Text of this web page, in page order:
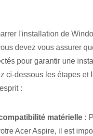
l'installation de
devez vous assurer
pour garantir une
ci-dessous les étapes et
:
matérielle :
Acer Aspire, il est